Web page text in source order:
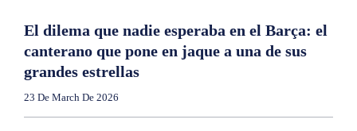
El dilema que nadie esperaba en el Barça: el
canterano que pone en jaque a una de sus
grandes estrellas
23 De March De 2026